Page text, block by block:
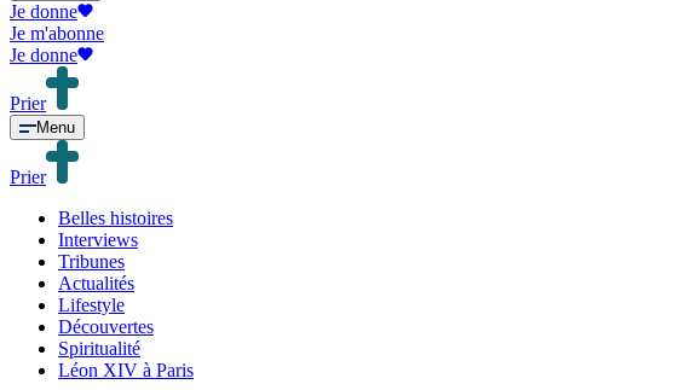
Je donne
Je m'abonne
Je donne
Prier
Menu
Prier
Belles histoires
Interviews
Tribunes
Actualités
Lifestyle
Découvertes
Spiritualité
Léon XIV à Paris